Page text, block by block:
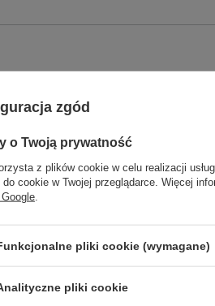
głębinowa
głębinowa z kablem 20 m
zgód
o Twoją prywatność
z plików cookie w celu realizacji
do cookie w Twojej przeglądarce. Więcej
pliki cookie (wymagane)
pliki cookie